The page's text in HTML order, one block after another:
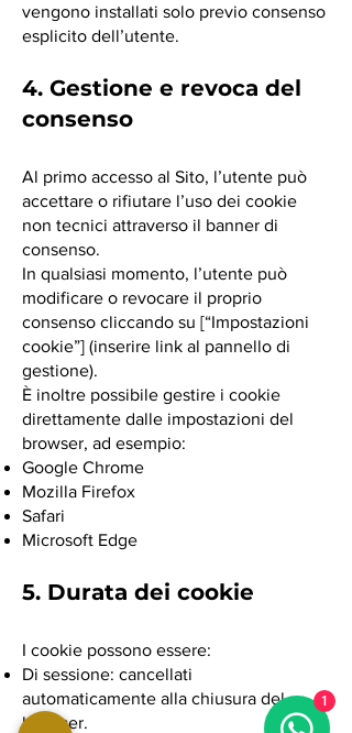
vengono installati solo previo consenso
esplicito dell’utente.
4. Gestione e revoca del
consenso
Al primo accesso al Sito, l’utente può
accettare o rifiutare l’uso dei cookie
non tecnici attraverso il banner di
consenso.
In qualsiasi momento, l’utente può
modificare o revocare il proprio
consenso cliccando su [“Impostazioni
cookie”] (inserire link al pannello di
gestione).
È inoltre possibile gestire i cookie
direttamente dalle impostazioni del
browser, ad esempio:
Google Chrome
Mozilla Firefox
Safari
Microsoft Edge
5. Durata dei cookie
I cookie possono essere:
Di sessione: cancellati
automaticamente alla chiusura del
browser.
1